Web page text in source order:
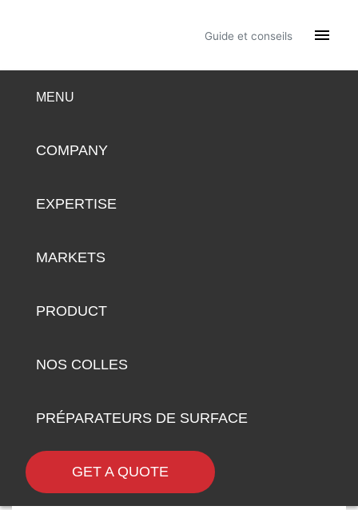
Guide et conseils 
MENU
COMPANY
EXPERTISE
MARKETS
PRODUCT
NOS COLLES
PRÉPARATEURS DE SURFACE
GET A QUOTE